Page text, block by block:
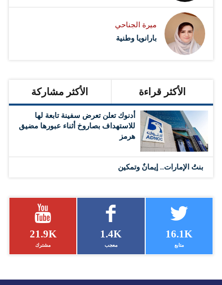
ميرة الجناحي
بارانويا وطنية
الأكثر قراءة الأكثر مشاركة
أدنوك تعلن تعرض سفينة تابعة لها
للاستهداف بصاروخ أثناء عبورها مضيق
هرمز
بنتُ الإمارات.. إيمانٌ وتمكين
21.9K
مشترك
1.4K
معجب
16.1K
متابع